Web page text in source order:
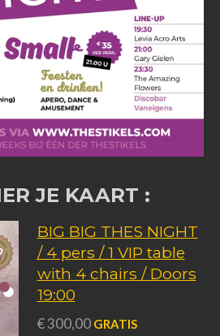
JE KAART :
BIG BIG THES NIGHT
/ 4 pers / 1 VIP table
with 4 chairs / Doors
19:00
€ 300,00 GRATIS